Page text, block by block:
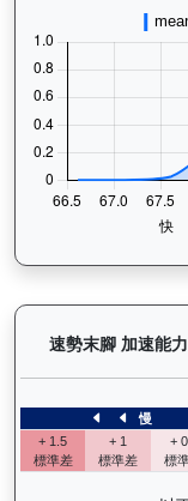
速勢末腳 加速能力
慢
+ 1.5
標準差
+ 1
標準差
+
標